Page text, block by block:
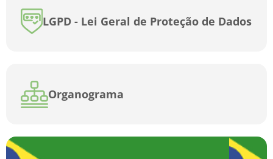
LGPD - Lei Geral de Proteção de Dados
Organograma